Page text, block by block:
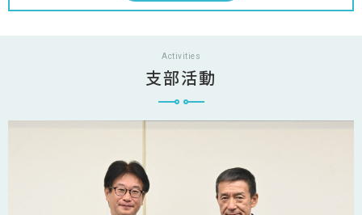
Activities
支部活動